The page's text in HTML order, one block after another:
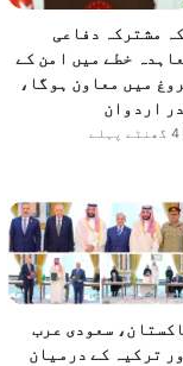
مشترکہ دفاعی
خطے میں امن کے
میں معاون ہوگا،
اردوان
4 گھنٹے پہلے
سعودی عرب
ترکیہ کے درمیان